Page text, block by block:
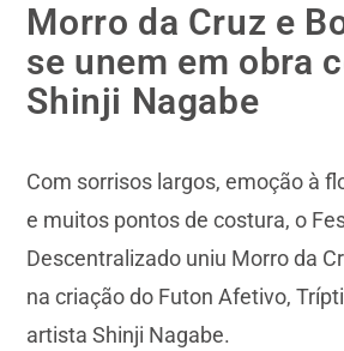
Morro da Cruz e
se unem em obra
Shinji Nagabe
Com sorrisos largos, emoção à
e muitos pontos de costura, o
Descentralizado uniu Morro da
na criação do Futon Afetivo,
artista Shinji Nagabe.